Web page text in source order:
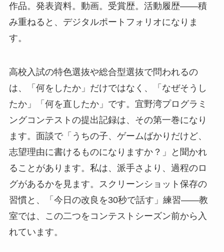
作品。発表資料。動画。受賞歴。活動履歴——積
み重ねると、デジタルポートフォリオになりま
す。
高校入試の特色選抜や総合型選抜で問われるの
は、「何をしたか」だけではなく、「なぜそうし
たか」「何を直したか」です。宜野湾プログラミ
ングコンテストの提出記録は、その第一巻になり
ます。面談で「うちの子、ゲームばかりだけど、
志望理由に書けるものになりますか？」と聞かれ
ることがあります。私は、派手さより、過程のロ
グがあるかを見ます。スクリーンショット保存の
習慣と、「今日の改良を30秒で話す」練習——教
室では、この二つをコンテストシーズン前から入
れています。